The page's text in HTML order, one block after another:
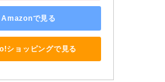
Amazonで見る
ショッピングで見る